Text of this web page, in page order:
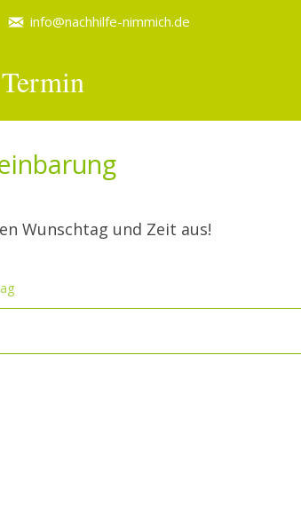
info@nachhilfe-nimmich.de
Wunschtag und Zeit aus!